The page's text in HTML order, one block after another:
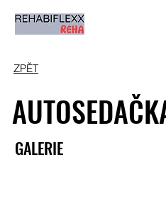
ZPĚT
GALERIE